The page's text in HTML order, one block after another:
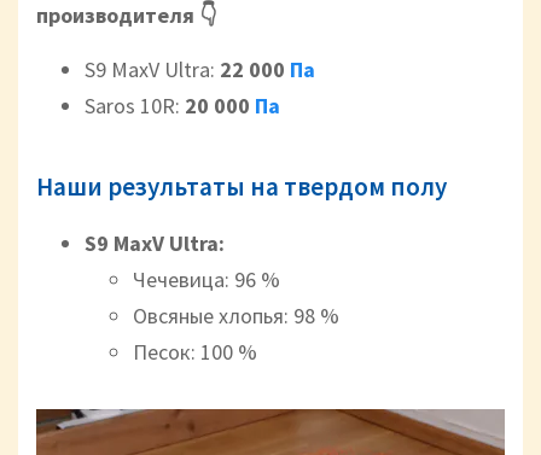
производителя 👇
S9 MaxV Ultra: 22 000 Па
Saros 10R: 20 000 Па
Наши результаты на твердом полу
S9 MaxV Ultra:
Чечевица: 96 %
Овсяные хлопья: 98 %
Песок: 100 %